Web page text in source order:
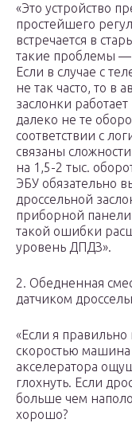
«Это устройство
простейшего
встречается в
такие проблемы
Если в случае с
не так часто, то в
заслонки
далеко не те
соответствии с
связаны
на 1,5-2 тыс.
ЭБУ обязательно
дроссельной
приборной панели
такой ошибки
уровень ДПДЗ».
2. Обедненная
датчиком
«Если я
скоростью машина
акселератора
глохнуть. Если
больше чем
хорошо?